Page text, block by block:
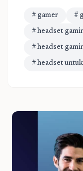
# gamer #
# headset
# headset
# headset